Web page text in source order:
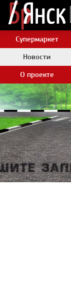
Супермаркет
Новости
О проекте